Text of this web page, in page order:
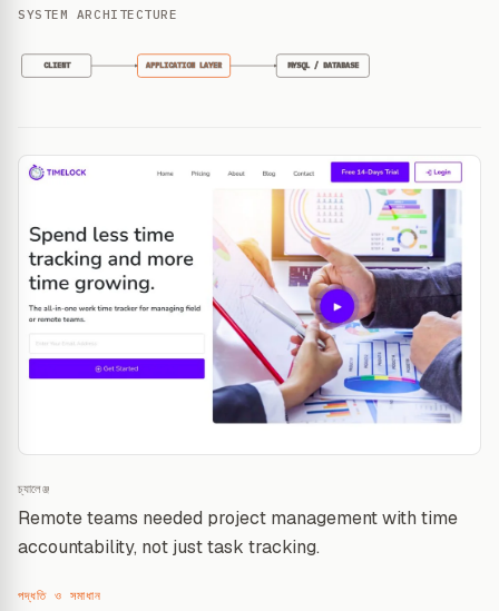
SYSTEM ARCHITECTURE
CLIENT APPLICATION LAYER MYSQL / DATABASE
চ্যালেঞ্জ
Remote teams needed project management with time
accountability, not just task tracking.
পদ্ধতি ও সমাধান